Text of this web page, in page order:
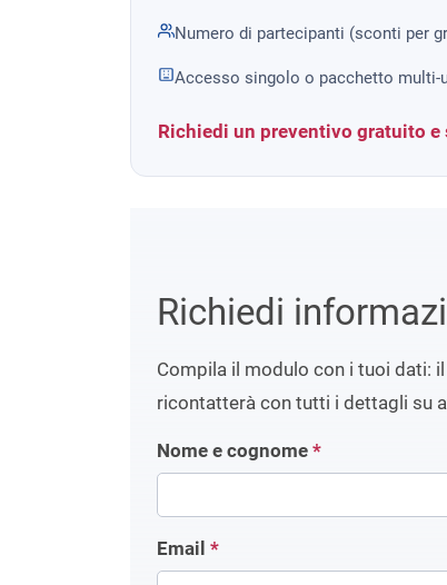
Numero di partecipanti (sconti per
Accesso singolo o pacchetto multi-
Richiedi un preventivo gratuito e
Richiedi
Compila il modulo con i tuoi dati:
ricontatterà con tutti i dettagli su
Nome e cognome *
Email *